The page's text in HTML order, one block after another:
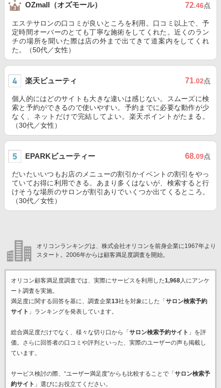
OZmall（オズモール） 72.46点
エステサロンの口コミが良いところを利用。口コミ以上で、予
定時間オーバーのとても丁寧な施術をしてくれた。近くのラン
チの場所を聞いた際は店の外まで出てきて道案内をしてくれ
た。（50代／女性）
楽天ビューティ 71.02点
個人的にはどのサイトも大きな違いは感じない。スムーズに検
索と予約ができるので使いやすい。予約までに必要な動作が少
なく、ネットだけで完結してよい。楽天ポイントがたまる。
（30代／女性）
EPARKビューティー 68.09点
だいたいいつもお店のメニューの割引かイベントの割引をやっ
ていてお得に利用できる。あまり多くはないが、検索すると行
けそうな場所のサロンが割引ありでいくつか出てくるところ。
（30代／女性）
オリコンランキングは、株式会社オリコンを前身企業に1967年より
スタート。2006年からは顧客満足度調査を開始。
オリコン顧客満足度調査では、実際にサービスを利用した1,968人にアンケ
ート調査を実施。
満足度に関する回答を基に、調査企業13社を対象にした「 サロン検索予約
サイト 」ランキングを発表しています。
総合満足度だけでなく、様々な切り口から「 サロン検索予約サイト 」を評
価。さらに回答者の口コミや評判といった、実際のユーザーの声も掲載し
ています。
サービス検討の際、“ユーザー満足度”からも比較することで「 サロン検索予
約サイト 」選びにお役立てください。